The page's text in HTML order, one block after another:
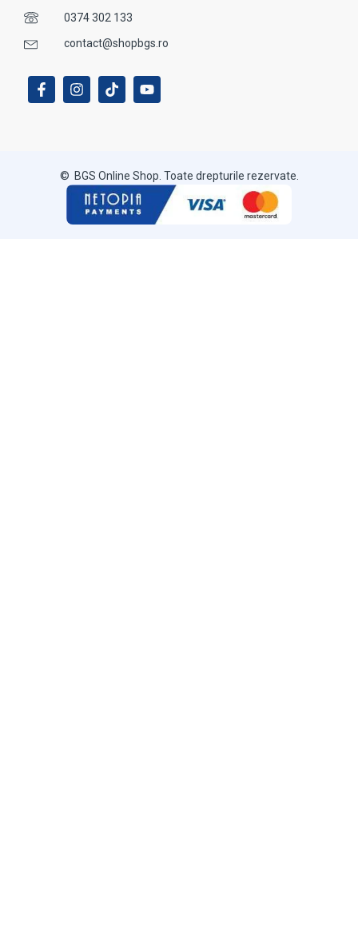
0374 302 133
contact@shopbgs.ro
© BGS Online Shop. Toate drepturile rezervate.